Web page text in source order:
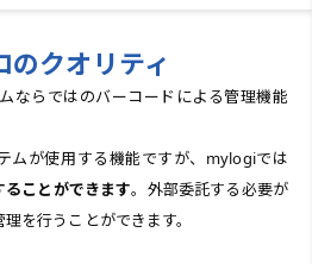
のクオリティ
ならではのバーコードによる管理機能
ムが使用する機能ですが、mylogiでは
ことができます。外部委託する必要が
を行うことができます。